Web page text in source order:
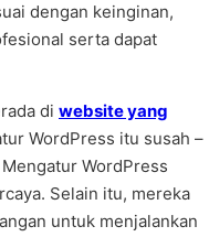
dengan keinginan,
serta dapat
di website yang
WordPress itu susah –
WordPress
Selain itu, mereka
untuk menjalankan